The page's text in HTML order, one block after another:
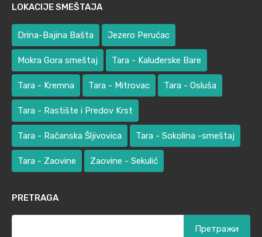
LOKACIJE SMEŠTAJA
Drina-Bajina Bašta Jezero Perućac
Mokra Gora smeštaj Tara - Kaluđerske Bare
Tara - Kremna Tara - Mitrovac Tara - Osluša
Tara - Rastište i Predov Krst
Tara - Račanska Šljivovica Tara - Sokolina -smeštaj
Tara - Zaovine Zaovine - Sekulić
PRETRAGA